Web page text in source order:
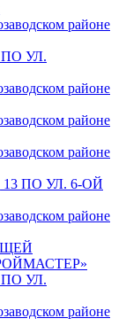
районе
УЛ.
районе
районе
районе
ПО УЛ. 6-ОЙ
районе
УЛ.
районе